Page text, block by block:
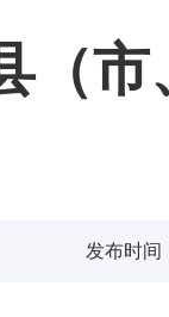
（
发布时间